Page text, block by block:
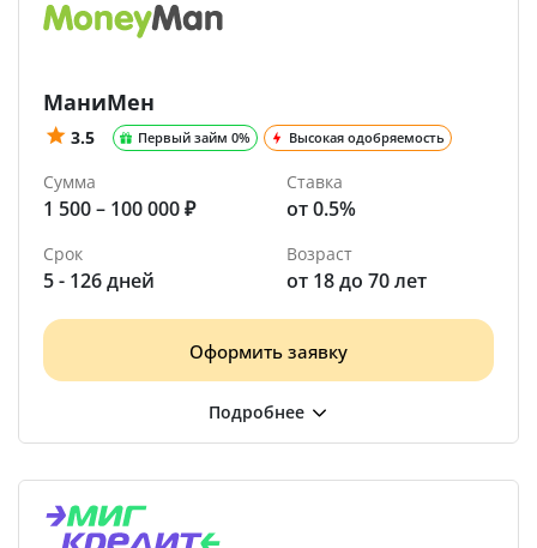
МаниМен
3.5 Первый займ 0% Высокая одобряемость
Сумма
1 500 – 100 000 ₽
Ставка
от 0.5%
Срок
5 - 126 дней
Возраст
от 18 до 70 лет
Оформить заявку